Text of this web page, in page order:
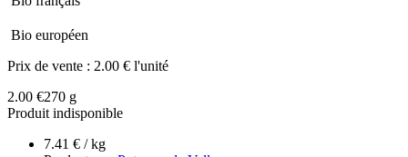
Bio européen
Prix de vente : 2.00 € l'unité
2.00 €270 g
Produit indisponible
7.41 € / kg